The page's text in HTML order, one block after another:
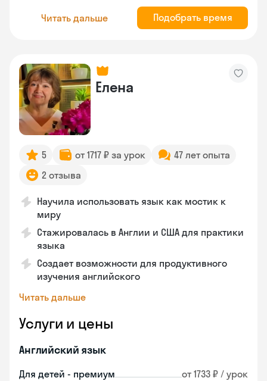
Читать дальше Подобрать время
Елена
5 от 1717 ₽ за урок
47 лет опыта
2 отзыва
Научила использовать язык как мостик к
миру
Стажировалась в Англии и США для практики
языка
Создает возможности для продуктивного
изучения английского
Читать дальше
Услуги и цены
Английский язык
Для детей - премиум от 1733 ₽ / урок